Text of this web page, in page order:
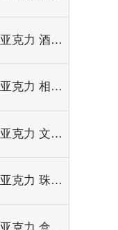
亚克力 酒店/家居/商店用品
亚克力 相框/水晶字
亚克力 文具/资料架/笔架
亚克力 珠宝首饰/礼品用品